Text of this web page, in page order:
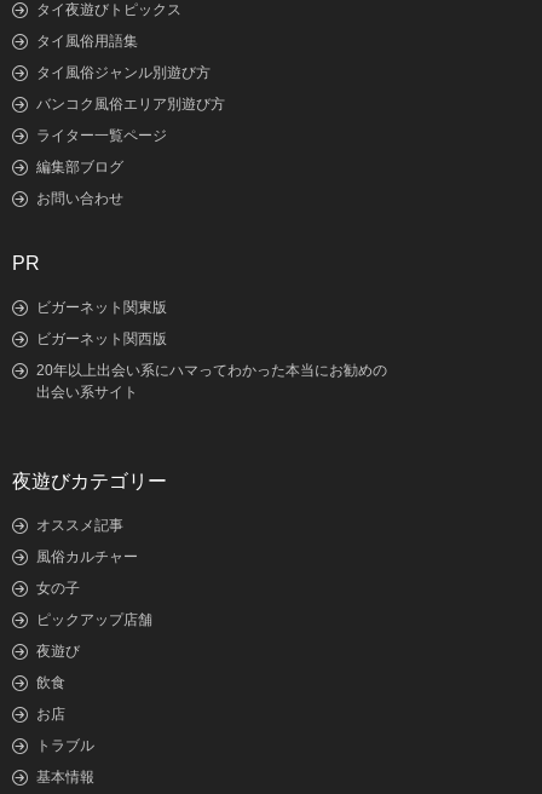
タイ夜遊びトピックス
タイ風俗用語集
タイ風俗ジャンル別遊び方
バンコク風俗エリア別遊び方
ライター一覧ページ
編集部ブログ
お問い合わせ
PR
ビガーネット関東版
ビガーネット関西版
20年以上出会い系にハマってわかった本当にお勧めの
出会い系サイト
夜遊びカテゴリー
オススメ記事
風俗カルチャー
女の子
ピックアップ店舗
夜遊び
飲食
お店
トラブル
基本情報